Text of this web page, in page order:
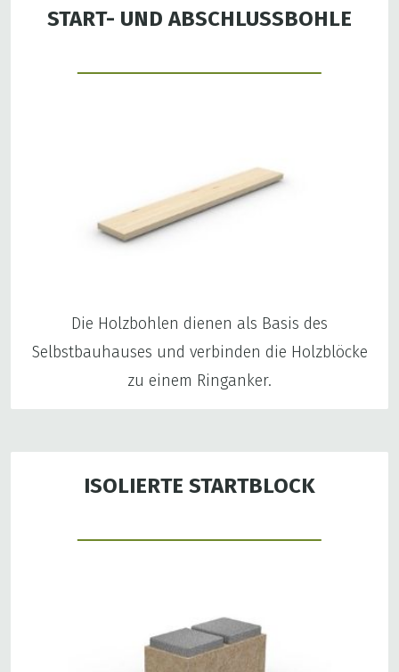
START- UND ABSCHLUSSBOHLE
Die Holzbohlen dienen als Basis des
Selbstbauhauses und verbinden die Holzblöcke
zu einem Ringanker.
ISOLIERTE STARTBLOCK